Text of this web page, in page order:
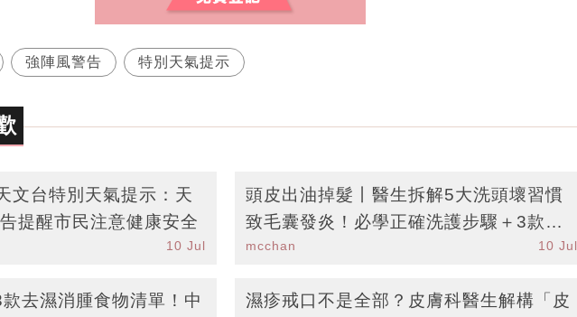
強陣風警告 特別天氣提示
文台特別天氣提示：天
提醒市民注意健康安全
10 Jul
頭皮出油掉髮丨醫生拆解5大洗頭壞習慣
致毛囊發炎！必學正確洗護步驟＋3款控
油去屑洗頭水成分推薦
mcchan 10 Jul
去濕消腫食物清單！中
濕疹戒口不是全部？皮膚科醫生解構「皮